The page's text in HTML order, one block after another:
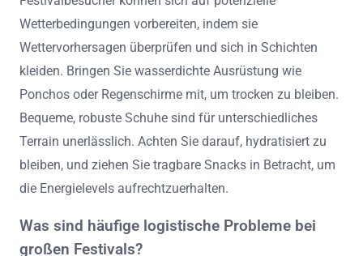
Wetterbedingungen vorbereiten, indem sie
Wettervorhersagen überprüfen und sich in Schichten
kleiden. Bringen Sie wasserdichte Ausrüstung wie
Ponchos oder Regenschirme mit, um trocken zu bleiben.
Bequeme, robuste Schuhe sind für unterschiedliches
Terrain unerlässlich. Achten Sie darauf, hydratisiert zu
bleiben, und ziehen Sie tragbare Snacks in Betracht, um
die Energielevels aufrechtzuerhalten.
Was sind häufige logistische Probleme bei
großen Festivals?